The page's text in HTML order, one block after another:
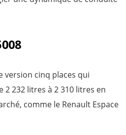
version cinq places qui
232 litres à 2 310 litres en
comme le Renault Espace